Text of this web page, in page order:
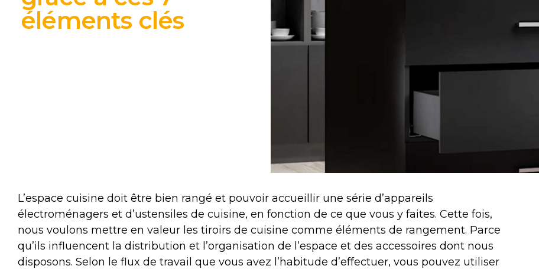
éléments clés
L’espace cuisine doit être bien rangé et pouvoir accueillir une série d’appareils
électroménagers et d’ustensiles de cuisine, en fonction de ce que vous y faites. Cette fois,
nous voulons mettre en valeur les tiroirs de cuisine comme éléments de rangement. Parce
qu’ils influencent la distribution et l’organisation de l’espace et des accessoires dont nous
disposons. Selon le flux de travail que vous avez l’habitude d’effectuer, vous pouvez utiliser